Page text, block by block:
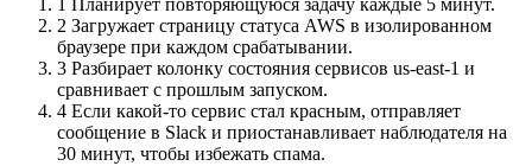
1 Планирует повторяющуюся задачу каждые 5 минут.
2 Загружает страницу статуса AWS в изолированном
браузере при каждом срабатывании.
3 Разбирает колонку состояния сервисов us-east-1 и
сравнивает с прошлым запуском.
4 Если какой-то сервис стал красным, отправляет
сообщение в Slack и приостанавливает наблюдателя на
30 минут, чтобы избежать спама.